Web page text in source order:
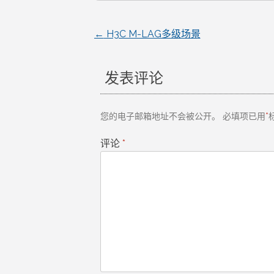
文
章
导
← H3C M-LAG多级场景
发表评论
您的电子邮箱地址不会被公开。 必填项已用*
评论 *